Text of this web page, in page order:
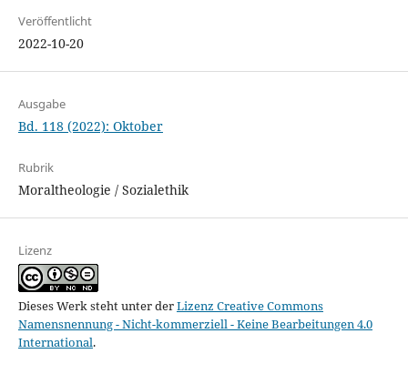
Veröffentlicht
2022-10-20
Ausgabe
Bd. 118 (2022): Oktober
Rubrik
Moraltheologie / Sozialethik
Lizenz
Dieses Werk steht unter derLizenz Creative Commons
Namensnennung - Nicht-kommerziell - Keine Bearbeitungen 4.0
International.